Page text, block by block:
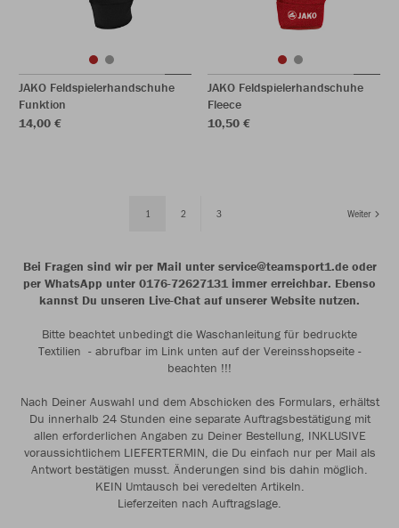
JAKO Feldspielerhandschuhe
Funktion
14,00 €
JAKO Feldspielerhandschuhe
Fleece
10,50 €
1 2 3 Weiter
Bei Fragen sind wir per Mail unter service@teamsport1.de oder
per WhatsApp unter 0176-72627131 immer erreichbar. Ebenso
kannst Du unseren Live-Chat auf unserer Website nutzen.
Bitte beachtet unbedingt die Waschanleitung für bedruckte
Textilien - abrufbar im Link unten auf der Vereinsshopseite -
beachten !!!
Nach Deiner Auswahl und dem Abschicken des Formulars, erhältst
Du innerhalb 24 Stunden eine separate Auftragsbestätigung mit
allen erforderlichen Angaben zu Deiner Bestellung, INKLUSIVE
voraussichtlichem LIEFERTERMIN, die Du einfach nur per Mail als
Antwort bestätigen musst. Änderungen sind bis dahin möglich.
KEIN Umtausch bei veredelten Artikeln.
Lieferzeiten nach Auftragslage.